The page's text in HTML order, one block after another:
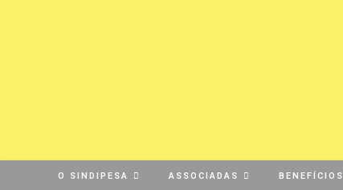
O SINDIPESA ASSOCIADAS BENEFÍCIOS